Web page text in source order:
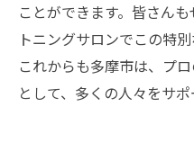
ことができます。皆さん
トニングサロンでこの特
これからも多摩市は、プ
として、多くの人々をサ